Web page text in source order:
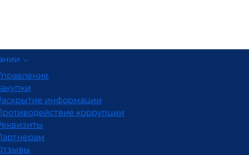
информации
коррупции